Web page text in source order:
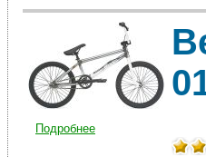
Подробнее